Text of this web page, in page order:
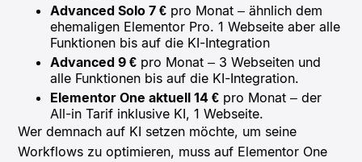
Advanced Solo 7 € pro Monat – ähnlich dem
ehemaligen Elementor Pro. 1 Webseite aber alle
Funktionen bis auf die KI-Integration
Advanced 9 € pro Monat – 3 Webseiten und
alle Funktionen bis auf die KI-Integration.
Elementor One aktuell 14 € pro Monat – der
All-in Tarif inklusive KI, 1 Webseite.
Wer demnach auf KI setzen möchte, um seine
Workflows zu optimieren, muss auf Elementor One